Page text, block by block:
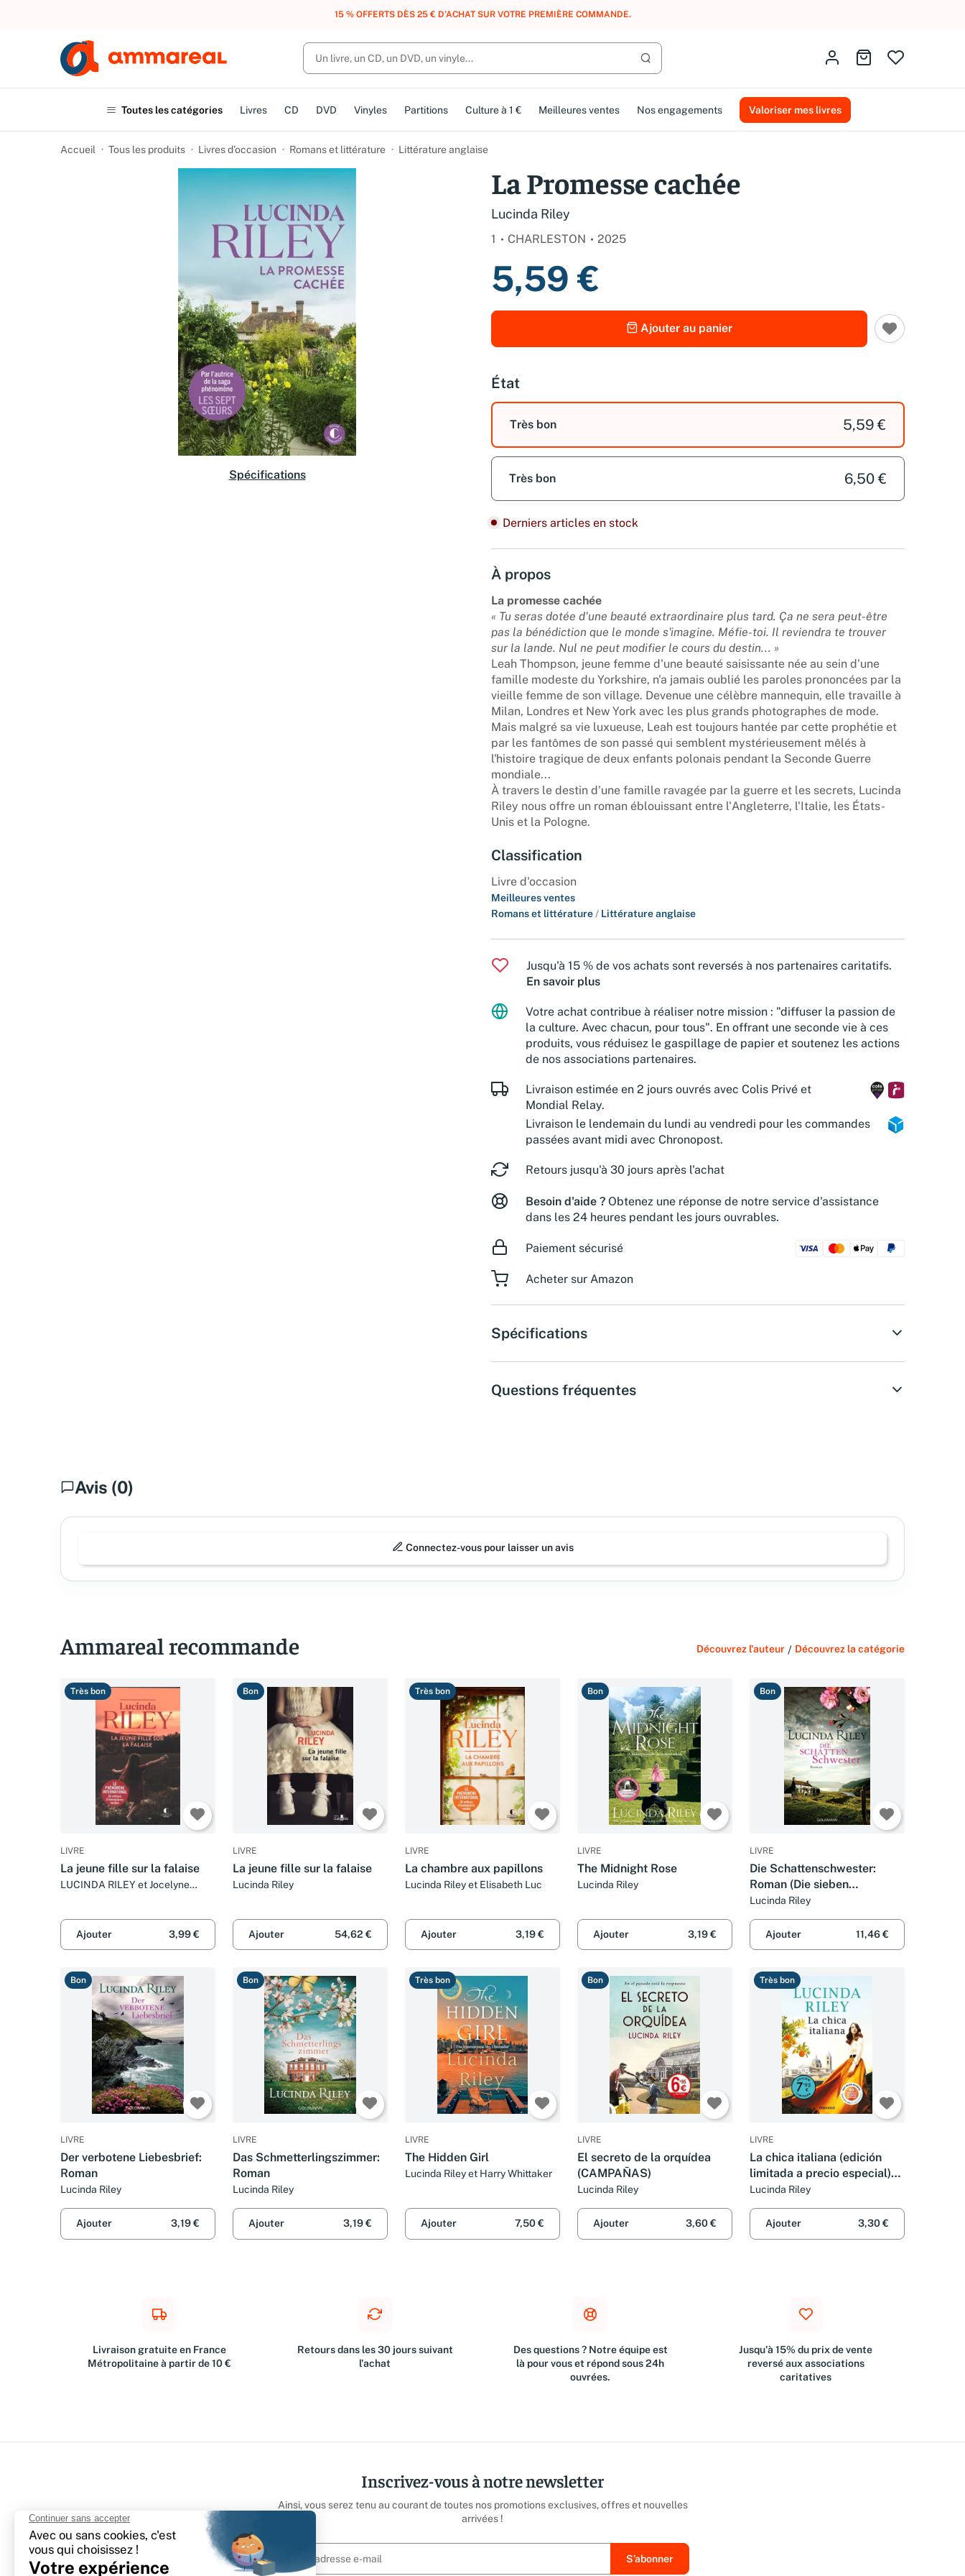
UN ACHAT, DES POINTS, DES RÉCOMPENSES :REJOIGNEZ GRATUITEMENT LE CLUB AMMAREAL.
Lancer la recherche
Identifiez-vousAller au panier
Toutes les catégories Livres CD DVD Vinyles Partitions Culture à 1 € Meilleures ventes Nos engagements Valoriser mes livres
Accueil Tous les produits Livres d’occasion Romans et littérature Littérature anglaise
Spécifications
La Promesse cachée
Lucinda Riley
1 CHARLESTON 2025
5,59 €
Ajouter au panier
État
Très bon 5,59 €
Très bon 6,50 €
Derniers articles en stock
À propos
La promesse cachée
« Tu seras dotée d'une beauté extraordinaire plus tard. Ça ne sera peut-être
pas la bénédiction que le monde s'imagine. Méfie-toi. Il reviendra te trouver
sur la lande. Nul ne peut modifier le cours du destin... »
Leah Thompson, jeune femme d'une beauté saisissante née au sein d'une
famille modeste du Yorkshire, n'a jamais oublié les paroles prononcées par la
vieille femme de son village. Devenue une célèbre mannequin, elle travaille à
Milan, Londres et New York avec les plus grands photographes de mode.
Mais malgré sa vie luxueuse, Leah est toujours hantée par cette prophétie et
par les fantômes de son passé qui semblent mystérieusement mêlés à
l'histoire tragique de deux enfants polonais pendant la Seconde Guerre
mondiale...
À travers le destin d'une famille ravagée par la guerre et les secrets, Lucinda
Riley nous offre un roman éblouissant entre l'Angleterre, l'Italie, les États-
Unis et la Pologne.
Classification
Livre d'occasion
Meilleures ventes
Romans et littérature / Littérature anglaise
Jusqu'à 15 % de vos achats sont reversés à nos partenaires caritatifs.
En savoir plus
Votre achat contribue à réaliser notre mission : "diffuser la passion de
la culture. Avec chacun, pour tous". En offrant une seconde vie à ces
produits, vous réduisez le gaspillage de papier et soutenez les actions
de nos associations partenaires.
Livraison estimée en 2 jours ouvrés avec Colis Privé et
Mondial Relay.
Livraison le lendemain du lundi au vendredi pour les commandes
passées avant midi avec Chronopost.
Retours jusqu'à 30 jours après l'achat
Besoin d'aide ? Obtenez une réponse de notre service d'assistance
dans les 24 heures pendant les jours ouvrables.
Paiement sécurisé
Acheter sur Amazon
Spécifications
Questions fréquentes
Avis (0)
Connectez-vous pour laisser un avis
Ammareal recommande Découvrez l'auteur / Découvrez la catégorie
Très bon
LIVRE
La jeune fille sur la falaise
LUCINDA RILEY et Jocelyne
Ajouter 3,99 €
Bon
LIVRE
La jeune fille sur la falaise
Lucinda Riley
Ajouter 54,62 €
Très bon
LIVRE
La chambre aux papillons
Lucinda Riley et Elisabeth Luc
Ajouter 3,19 €
Bon
LIVRE
The Midnight Rose
Lucinda Riley
Ajouter 3,19 €
Bon
LIVRE
Die Schattenschwester:
Roman (Die sieben
Schwestern, Band 3)
Lucinda Riley
Ajouter 11,46 €
Bon
LIVRE
Der verbotene Liebesbrief:
Roman
Lucinda Riley
Ajouter 3,19 €
Bon
LIVRE
Das Schmetterlingszimmer:
Roman
Lucinda Riley
Ajouter 3,19 €
Très bon
LIVRE
The Hidden Girl
Lucinda Riley et Harry Whittaker
Ajouter 7,50 €
Bon
LIVRE
El secreto de la orquídea
(CAMPAÑAS)
Lucinda Riley
Ajouter 3,60 €
Très bon
LIVRE
La chica italiana (edición
limitada a precio especial)
(CAMPAÑAS)
Lucinda Riley
Ajouter 3,30 €
Livraison gratuite en France
Métropolitaine à partir de 10 €
Retours dans les 30 jours suivant
l'achat
Des questions ? Notre équipe est
là pour vous et répond sous 24h
ouvrées.
Jusqu'à 15% du prix de vente
reversé aux associations
caritatives
Inscrivez-vous à notre newsletter
Ainsi, vous serez tenu au courant de toutes nos promotions exclusives, offres et nouvelles
arrivées !